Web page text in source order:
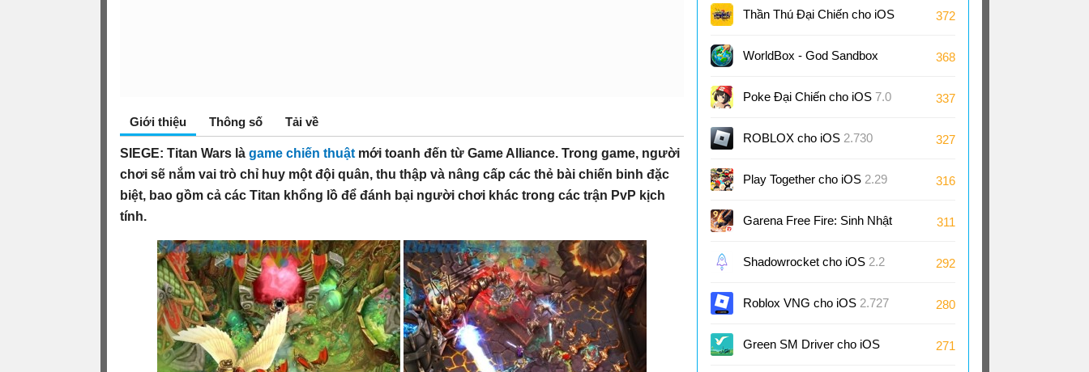
Giới thiệu Thông số Tải về
SIEGE: Titan Wars là game chiến thuật mới toanh đến từ Game Alliance. Trong game, người
chơi sẽ nắm vai trò chỉ huy một đội quân, thu thập và nâng cấp các thẻ bài chiến binh đặc
biệt, bao gồm cả các Titan khổng lồ để đánh bại người chơi khác trong các trận PvP kịch
tính.
cho iOS 1.047
Thần Thú Đại Chiến cho iOS 372
WorldBox - God Sandbo‪x‬
cho iOS 0.51
368
Poke Đại Chiến cho iOS 7.0 337
ROBLOX cho iOS 2.730 327
Play Together cho iOS 2.29 316
Garena Free Fire: Sinh Nhật
9 Tuổi cho iOS 1.126
311
Shadowrocket cho iOS 2.2 292
Roblox VNG cho iOS 2.727 280
Green SM Driver cho iOS 271